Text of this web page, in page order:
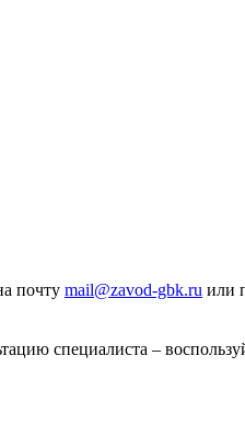
почту mail@zavod-gbk.ru или
специалиста –